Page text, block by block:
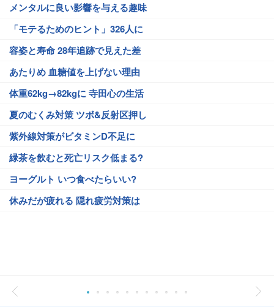
メンタルに良い影響を与える趣味
「モテるためのヒント」326人に
容姿と寿命 28年追跡で見えた差
あたりめ 血糖値を上げない理由
体重62kg→82kgに 寺田心の生活
夏のむくみ対策 ツボ&反射区押し
紫外線対策がビタミンD不足に
緑茶を飲むと死亡リスク低まる?
ヨーグルト いつ食べたらいい?
休みだが疲れる 隠れ疲労対策は